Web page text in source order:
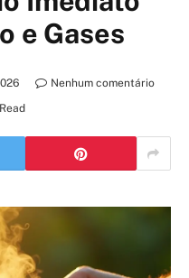
e Gases
Nenhum comentário